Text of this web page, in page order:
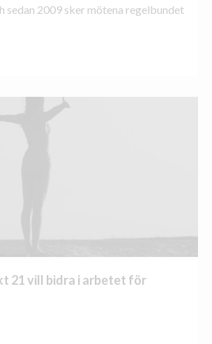
sedan 2009 sker mötena regelbundet
21 vill bidra i arbetet för